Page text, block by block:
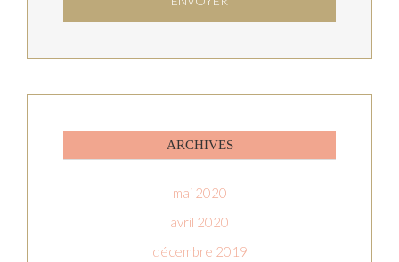
ARCHIVES
mai 2020
avril 2020
décembre 2019